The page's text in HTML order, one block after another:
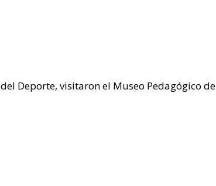
Deporte, visitaron el Museo Pedagógico de